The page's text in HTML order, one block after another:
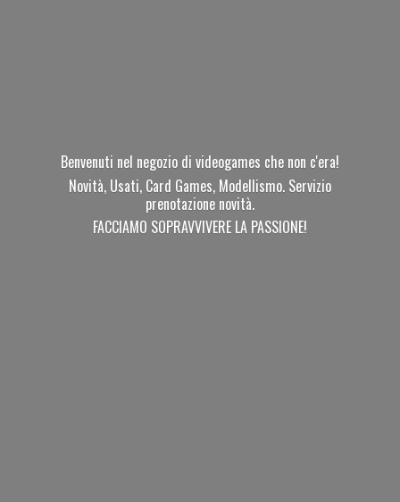
Benvenuti nel negozio di videogames che non c'era!
Novità, Usati, Card Games, Modellismo. Servizio
prenotazione novità.
FACCIAMO SOPRAVVIVERE LA PASSIONE!